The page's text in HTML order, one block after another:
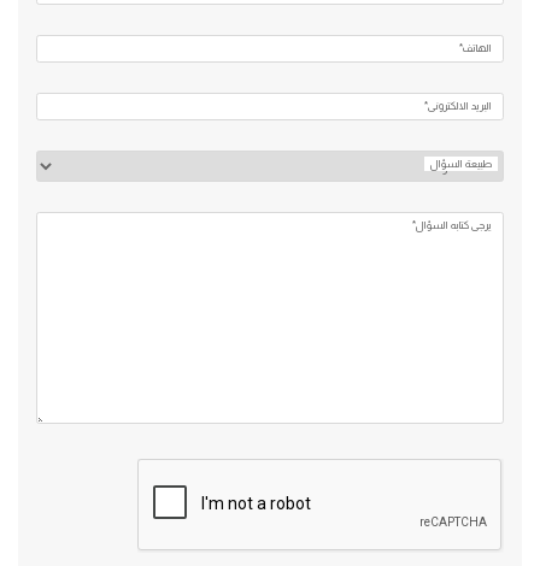
الهاتف*
البريد الالكتروني*
طبيعة السؤال
يرجي كتابه السؤال*